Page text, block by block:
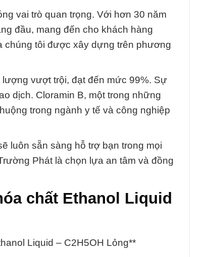
vai trò quan trọng. Với hơn 30 năm
đầu, mang đến cho khách hàng
chúng tôi được xây dựng trên phương
vượt trội, đạt đến mức 99%. Sự
dịch. Cloramin B, một trong những
trong ngành y tế và công nghiệp
luôn sẵn sàng hỗ trợ bạn trong mọi
Phát là chọn lựa an tâm và đồng
chất Ethanol Liquid
Liquid – C2H5OH Lỏng**